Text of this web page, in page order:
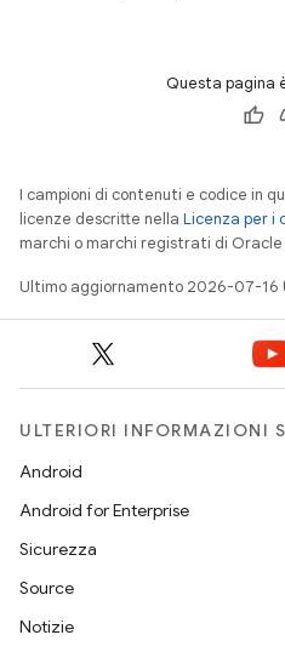
Questa pagina
I campioni di contenuti e codice in
licenze descritte nella Licenza per i
marchi o marchi registrati di
Ultimo aggiornamento 2026-07-16
ULTERIORI INFORMAZIONI
Android
Android for Enterprise
Sicurezza
Source
Notizie